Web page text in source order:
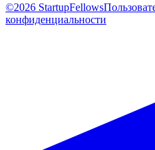
©2026 StartupFellows
конфиденциальности